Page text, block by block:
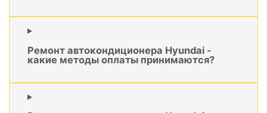
Ремонт автокондиционера Hyundai -
какие методы оплаты принимаются?